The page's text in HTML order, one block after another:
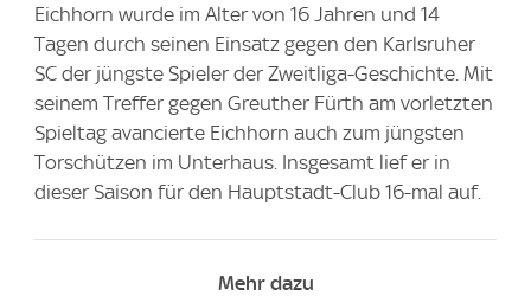
Eichhorn wurde im Alter von 16 Jahren und 14
Tagen durch seinen Einsatz gegen den Karlsruher
SC der jüngste Spieler der Zweitliga-Geschichte. Mit
seinem Treffer gegen Greuther Fürth am vorletzten
Spieltag avancierte Eichhorn auch zum jüngsten
Torschützen im Unterhaus. Insgesamt lief er in
dieser Saison für den Hauptstadt-Club 16-mal auf.
Mehr dazu